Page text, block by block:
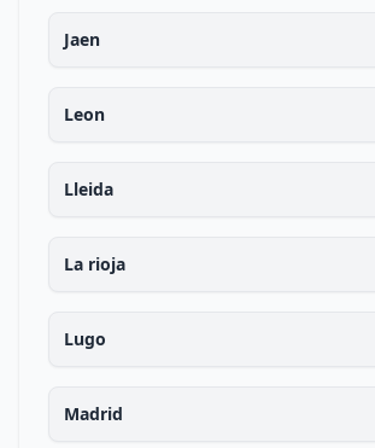
Jaen
Leon
Lleida
La rioja
Lugo
Madrid